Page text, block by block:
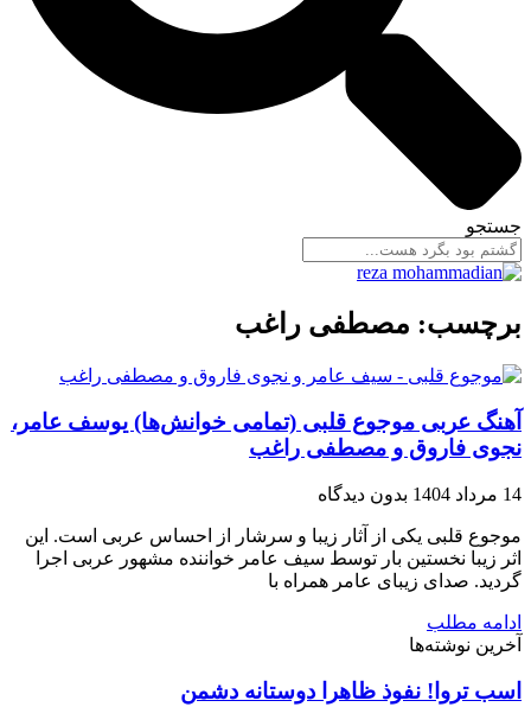
جستجو
برچسب: مصطفی راغب
آهنگ عربی موجوع قلبی (تمامی خوانش‌ها) یوسف عامر،
نجوی فاروق و مصطفی راغب
14 مرداد 1404 بدون دیدگاه
موجوع قلبی یکی از آثار زیبا و سرشار از احساس عربی است. این
اثر زیبا نخستین بار توسط سیف عامر خواننده مشهور عربی اجرا
گردید. صدای زیبای عامر همراه با
ادامه مطلب
آخرین نوشته‌ها
اسب تروا! نفوذ ظاهرا دوستانه دشمن